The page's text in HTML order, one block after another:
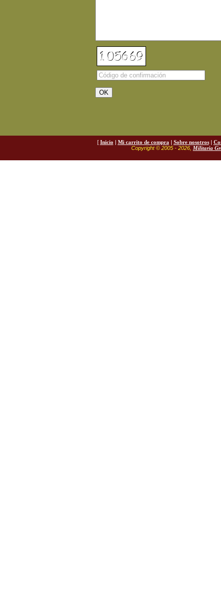
[ Inicio | Mi carrito de compra | Sobre nosotros|
Copyright © 2005 - 2026, Militaria